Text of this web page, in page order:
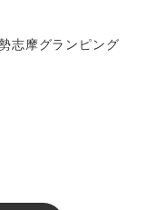
志摩グランピング